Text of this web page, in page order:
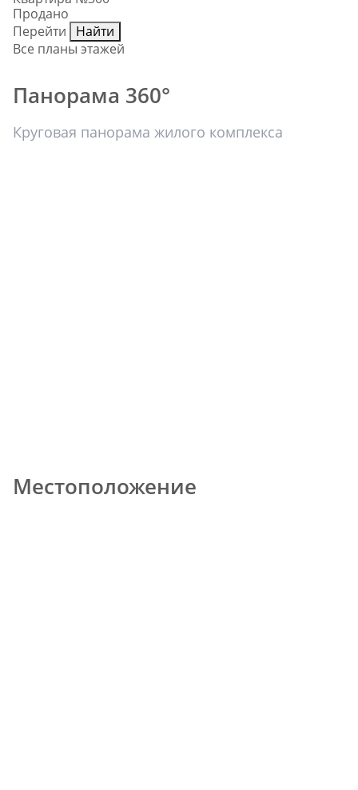
Продано
Перейти
Найти
Все планы этажей
Панорама 360°
Круговая панорама жилого комплекса
Местоположение